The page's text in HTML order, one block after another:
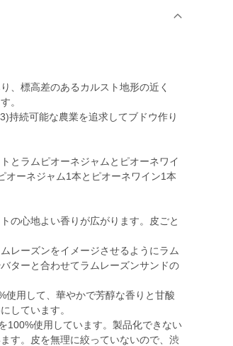
、標高差のあるカルスト地形の近く
。
持続可能な農業を追求してブドウ作り
とラムピオーネジャムとピオーネワイ
オーネジャム1本とピオーネワイン1本
の心地よい香りが広がります。皮ごと
レーズンをイメージさせるようにラム
ターと合わせてラムレーズンサンドの
用して、華やかで芳醇な香りと甘酸
しています。
100%使用しています。製品化できない
す。皮を無理に絞っていないので、渋